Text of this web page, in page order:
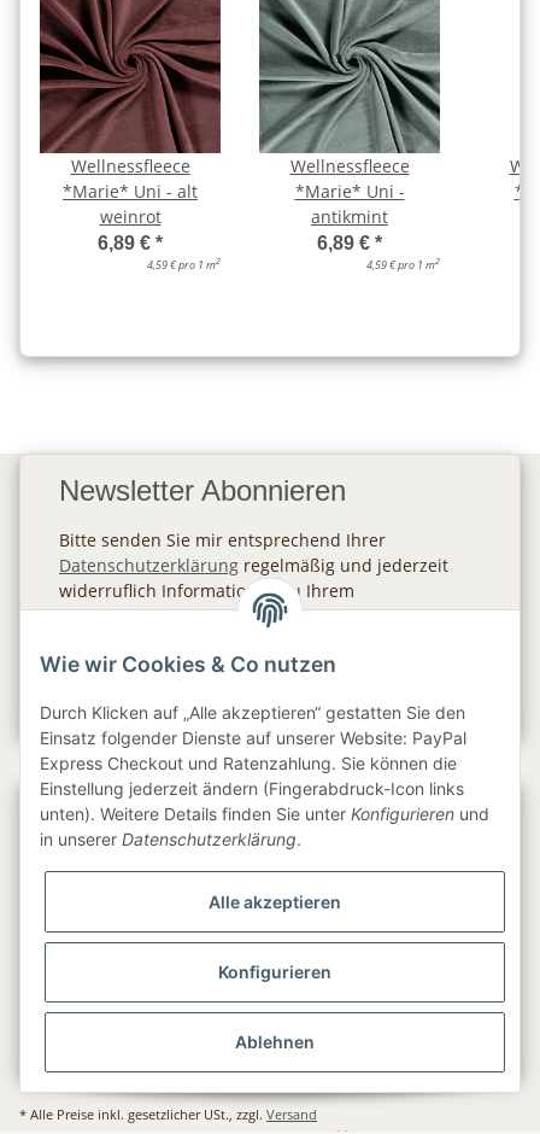
Wellnessfleece
*Marie* Uni - alt
weinrot
6,89 € *
4,59 € pro 1 m2
Wellnessfleece
*Marie* Uni -
antikmint
6,89 € *
4,59 € pro 1 m2
Newsletter Abonnieren
Bitte senden Sie mir entsprechend Ihrer
Datenschutzerklärung regelmäßig und jederzeit
widerruflich Informationen zu Ihrem
Produktsortiment per E-Mail zu.
Newsletter Abonnieren
Gesetzliche Informationen
Informationen
Service
Folge uns
* Alle Preise inkl. gesetzlicher USt., zzgl. Versand
Wie wir Cookies & Co nutzen
Durch Klicken auf „Alle akzeptieren“ gestatten Sie den
Einsatz folgender Dienste auf unserer Website: PayPal
Express Checkout und Ratenzahlung. Sie können die
Einstellung jederzeit ändern (Fingerabdruck-Icon links
unten). Weitere Details finden Sie unter Konfigurieren und
in unserer Datenschutzerklärung.
Alle akzeptieren
Konfigurieren
Ablehnen